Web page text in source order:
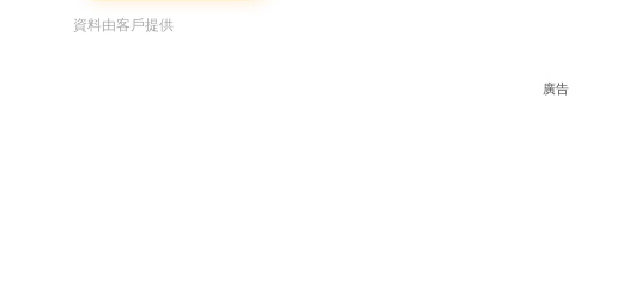
資料由客戶提供
廣告